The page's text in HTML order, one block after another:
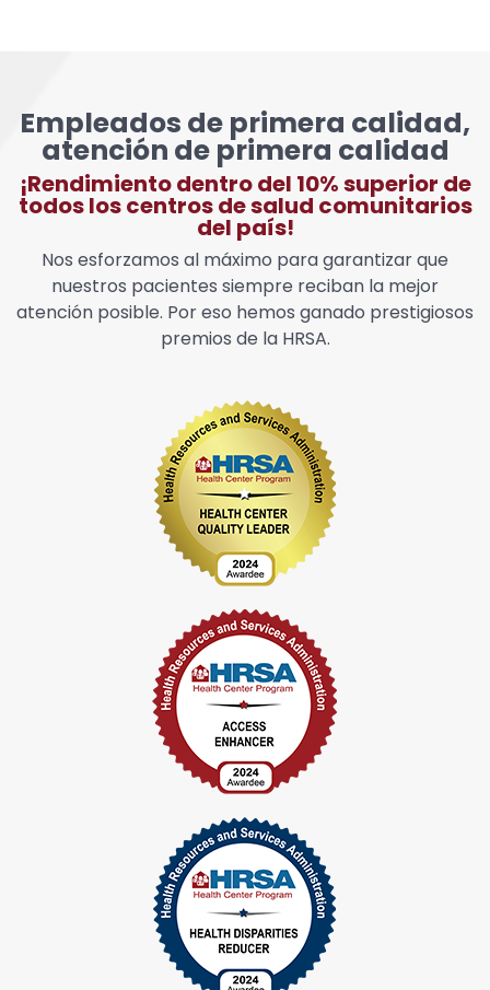
Empleados de primera calidad,
atención de primera calidad
¡Rendimiento dentro del 10% superior de
todos los centros de salud comunitarios
del país!
Nos esforzamos al máximo para garantizar que
nuestros pacientes siempre reciban la mejor
atención posible. Por eso hemos ganado prestigiosos
premios de la HRSA.